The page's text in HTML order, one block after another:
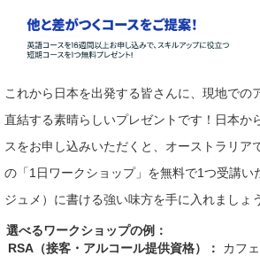
これから日本を出発する皆さんに、現地での
直結する素晴らしいプレゼントです！日本か
スをお申し込みいただくと、オーストラリア
の「1日ワークショップ」を無料で1つ受講い
ジュメ）に書ける強い味方を手に入れましょ
選べるワークショップの例：
RSA（接客・アルコール提供資格）：
カフ